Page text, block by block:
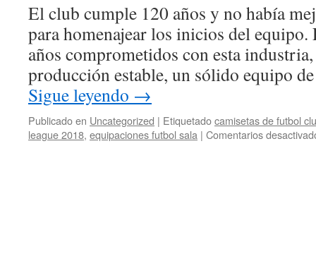
El club cumple 120 años y no había
para homenajear los inicios del equipo.
años comprometidos con esta
producción estable, un sólido equipo
Sigue leyendo →
Publicado en Uncategorized | Etiquetadocamisetas de futbol
league 2018, equipaciones futbol sala | Comentarios